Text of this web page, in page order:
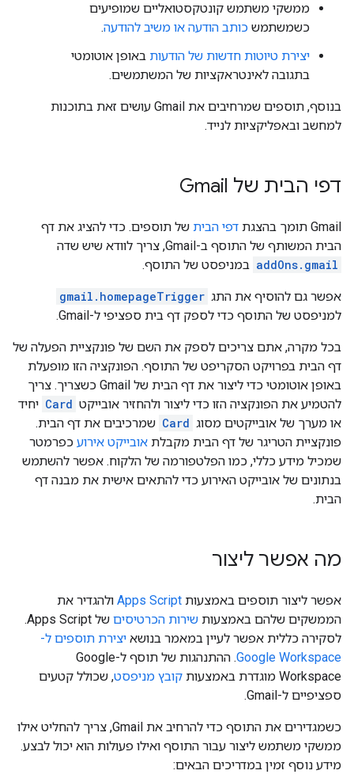
ממשקי משתמש קונטקסטואליים שמופיעים
כשמשתמש כותב הודעה או משיב להודעה.
יצירת טיוטות חדשות של הודעות באופן אוטומטי
בתגובה לאינטראקציות של המשתמשים.
בנוסף, תוספים שמרחיבים את Gmail עושים זאת בתוכנות
למחשב ובאפליקציות לנייד.
דפי הבית של Gmail
‫Gmail תומך בהצגת דפי הבית של תוספים. כדי להציג את דף
הבית המשותף של התוסף ב-Gmail, צריך לוודא שיש שדה
addOns.gmail במניפסט של התוסף.
אפשר גם להוסיף את התג gmail.homepageTrigger
למניפסט של התוסף כדי לספק דף בית ספציפי ל-Gmail.
בכל מקרה, אתם צריכים לספק את השם של פונקציית הפעלה של
דף הבית בפרויקט הסקריפט של התוסף. הפונקציה הזו מופעלת
באופן אוטומטי כדי ליצור את דף הבית של Gmail כשצריך. צריך
להטמיע את הפונקציה הזו כדי ליצור ולהחזיר אובייקט Card יחיד
או מערך של אובייקטים מסוג Card שמרכיבים את דף הבית.
פונקציית הטריגר של דף הבית מקבלת אובייקט אירוע כפרמטר
שמכיל מידע כללי, כמו הפלטפורמה של הלקוח. אפשר להשתמש
בנתונים של אובייקט האירוע כדי להתאים אישית את מבנה דף
הבית.
מה אפשר ליצור
אפשר ליצור תוספים באמצעות Apps Script ולהגדיר את
הממשקים שלהם באמצעות שירות הכרטיסים
של Apps Script.
לסקירה כללית אפשר לעיין במאמר בנושא יצירת תוספים ל-
Google Workspace
. ההתנהגות של תוסף ל-Google
Workspace מוגדרת באמצעות
קובץ מניפסט, שכולל קטעים
ספציפיים ל-Gmail.
כשמגדירים את התוסף כדי להרחיב את Gmail, צריך להחליט אילו
ממשקי משתמש ליצור עבור התוסף ואילו פעולות הוא יכול לבצע.
מידע נוסף זמין במדריכים הבאים: